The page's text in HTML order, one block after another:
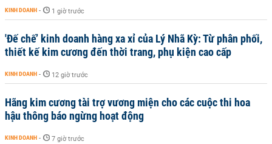
KINH DOANH - 1 giờ trước
'Đế chế’ kinh doanh hàng xa xỉ của Lý Nhã Kỳ: Từ phân phối,
thiết kế kim cương đến thời trang, phụ kiện cao cấp
KINH DOANH - 12 giờ trước
Hãng kim cương tài trợ vương miện cho các cuộc thi hoa
hậu thông báo ngừng hoạt động
KINH DOANH - 7 giờ trước